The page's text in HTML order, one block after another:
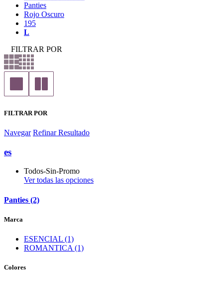
Panties
Rojo Oscuro
195
L
FILTRAR POR
FILTRAR POR
Navegar Refinar Resultado
es
Todos-Sin-Promo
Ver todas las opciones
Panties (2)
Marca
ESENCIAL (1)
ROMANTICA (1)
Colores